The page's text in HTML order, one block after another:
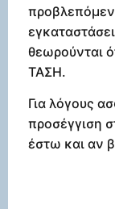
θεωρούνται
ΤΑΣΗ.
Για λόγους
προσέγγιση
έστω και αν